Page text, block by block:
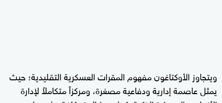
ويتجاوز الأوكتاغون مفهوم المقرات العسكرية التقليدية؛ حيث
يمثل عاصمة إدارية ودفاعية مصغرة، ومركزاً متكاملاً لإدارة